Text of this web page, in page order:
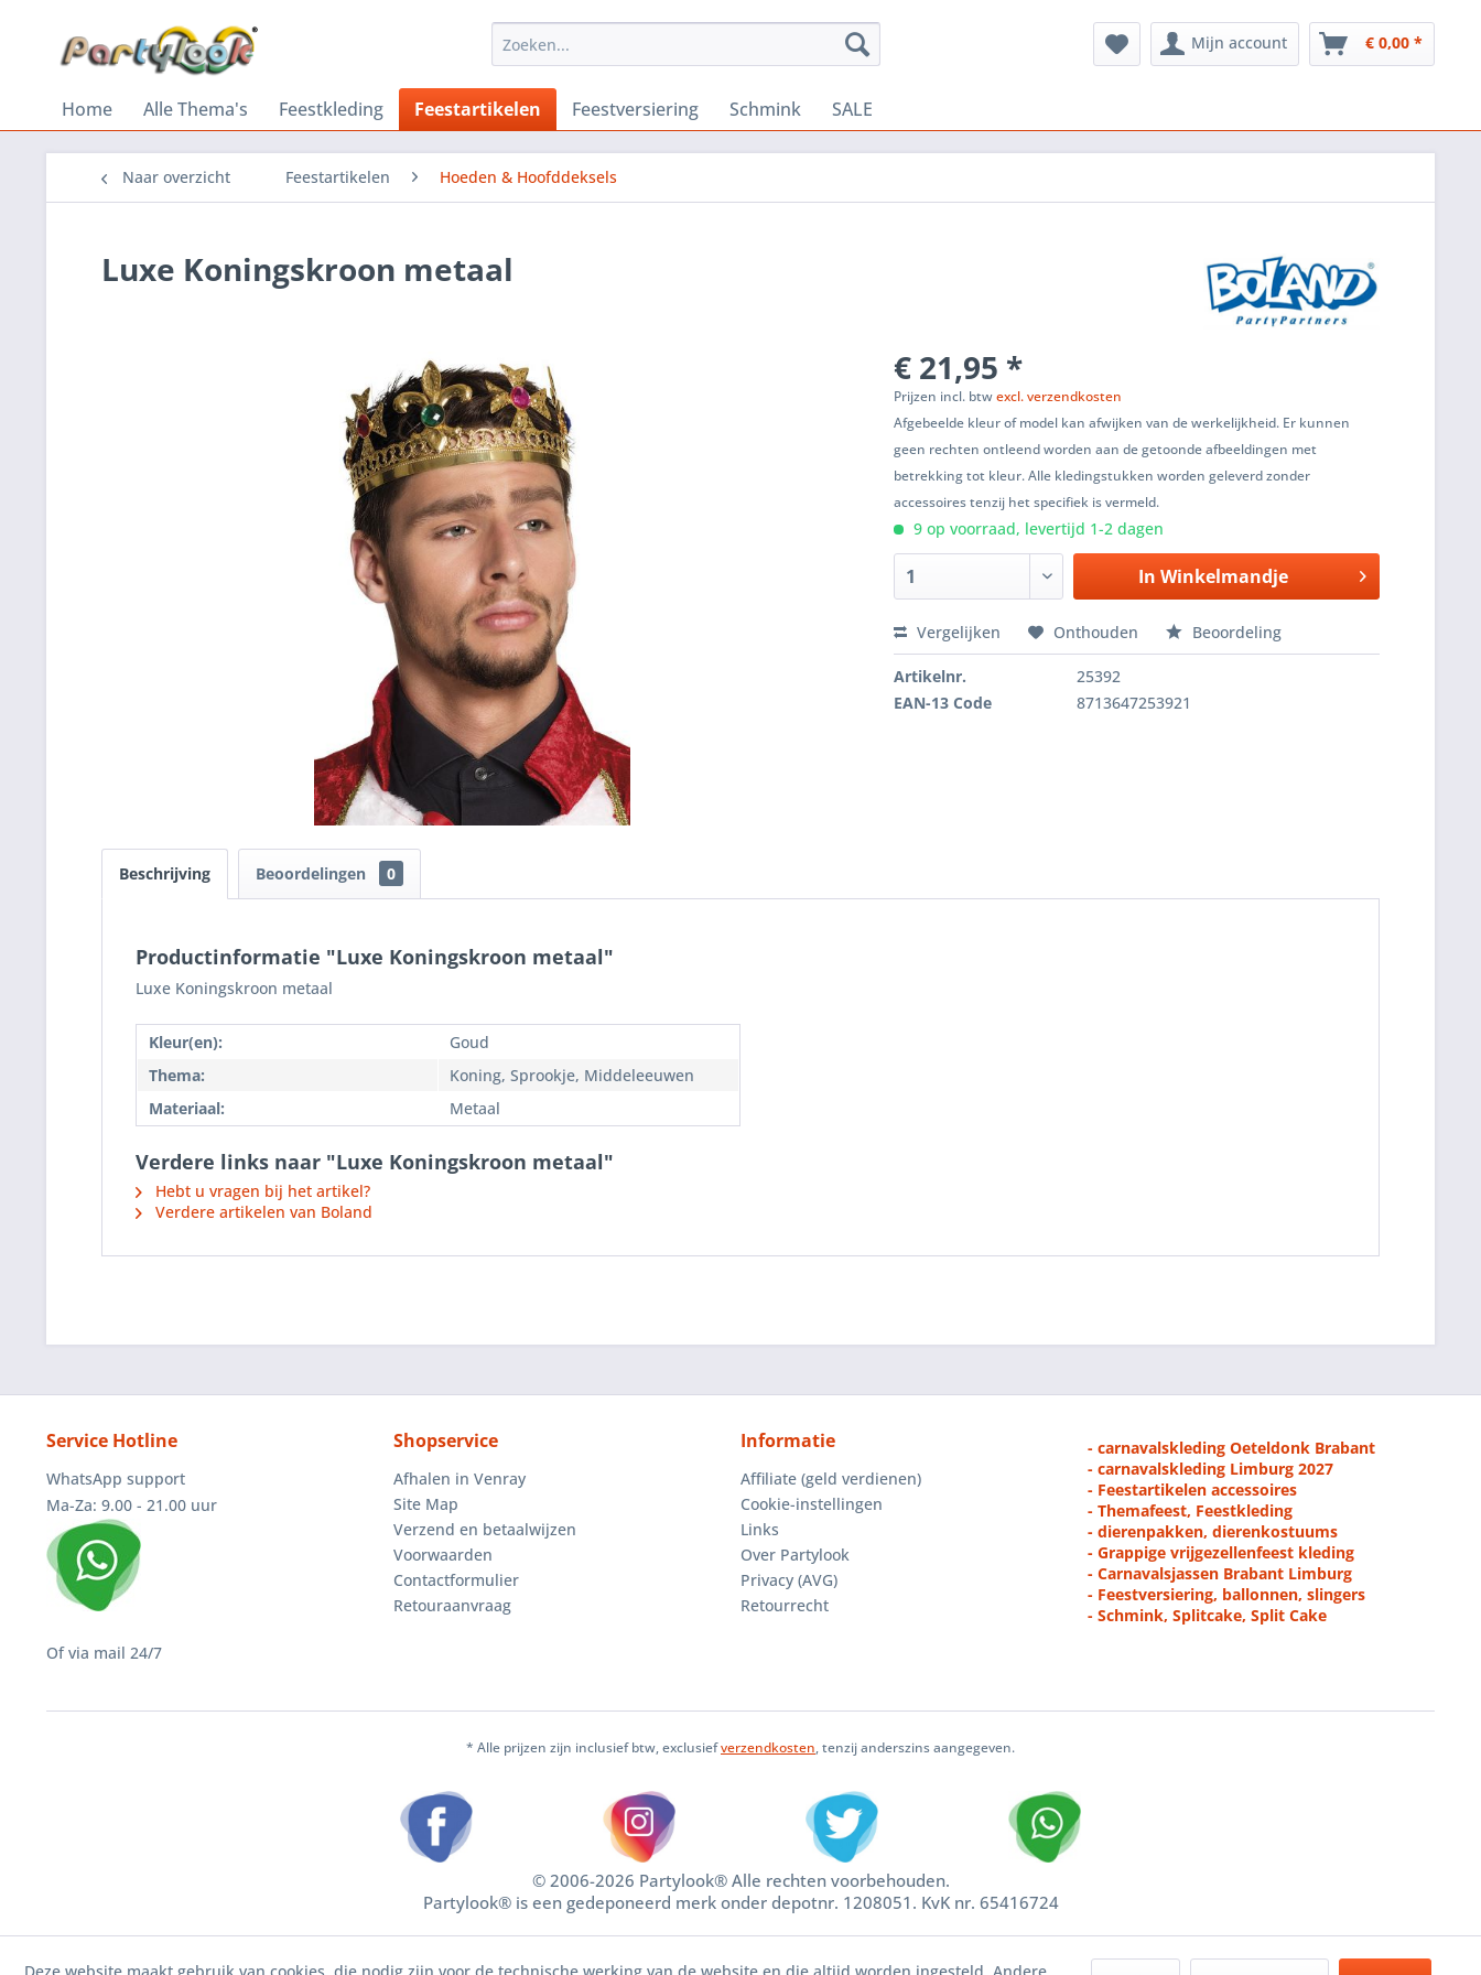
Mijn account € 0,00 *
Home Alle Thema's Feestkleding Feestartikelen Feestversiering Schmink SALE
Naar overzicht Feestartikelen Hoeden & Hoofddeksels
Luxe Koningskroon metaal
€ 21,95 *
Prijzen incl. btwexcl. verzendkosten
Afgebeelde kleur of model kan afwijken van de werkelijkheid. Er kunnen
geen rechten ontleend worden aan de getoonde afbeeldingen met
betrekking tot kleur. Alle kledingstukken worden geleverd zonder
accessoires tenzij het specifiek is vermeld.
9 op voorraad, levertijd 1-2 dagen
In Winkelmandje
Vergelijken Onthouden Beoordeling
Artikelnr.
25392
EAN-13 Code
8713647253921
Beschrijving Beoordelingen 0
Productinformatie "Luxe Koningskroon metaal"
Luxe Koningskroon metaal
Kleur(en):
Goud
Thema:
Koning, Sprookje, Middeleeuwen
Materiaal:
Metaal
Verdere links naar "Luxe Koningskroon metaal"
Hebt u vragen bij het artikel?
Verdere artikelen van Boland
Service Hotline
WhatsApp support
Ma-Za: 9.00 - 21.00 uur
Of via mail 24/7
Shopservice
Afhalen in Venray
Site Map
Verzend en betaalwijzen
Voorwaarden
Contactformulier
Retouraanvraag
Informatie
Affiliate (geld verdienen)
Cookie-instellingen
Links
Over Partylook
Privacy (AVG)
Retourrecht
- carnavalskleding Oeteldonk Brabant
- carnavalskleding Limburg 2027
- Feestartikelen accessoires
- Themafeest, Feestkleding
- dierenpakken, dierenkostuums
- Grappige vrijgezellenfeest kleding
- Carnavalsjassen Brabant Limburg
- Feestversiering, ballonnen, slingers
- Schmink, Splitcake, Split Cake
* Alle prijzen zijn inclusief btw, exclusiefverzendkosten, tenzij anderszins aangegeven.
© 2006-2026 Partylook® Alle rechten voorbehouden.
Partylook® is een gedeponeerd merk onder depotnr. 1208051. KvK nr. 65416724